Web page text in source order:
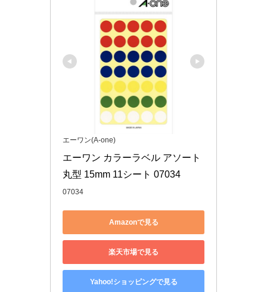
エーワン(A-one)
エーワン カラーラベル アソート
丸型 15mm 11シート 07034
07034
Amazonで見る
楽天市場で見る
Yahoo!ショッピングで見る